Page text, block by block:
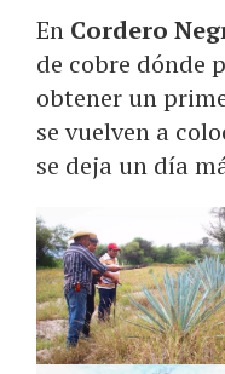
En Cordero
de cobre dónde
obtener un
se vuelven a
se deja un día